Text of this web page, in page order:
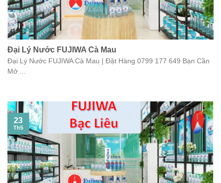
Đại Lý Nước FUJIWA Cà Mau
Đại Lý Nước FUJIWA Cà Mau | Đặt Hàng 0799 177 649 Bạn Cần
Mở ...
23
Th5